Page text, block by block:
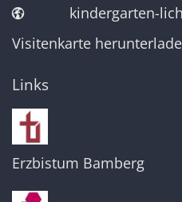
kindergarten-
Visitenkarte
Links
Erzbistum Bamberg